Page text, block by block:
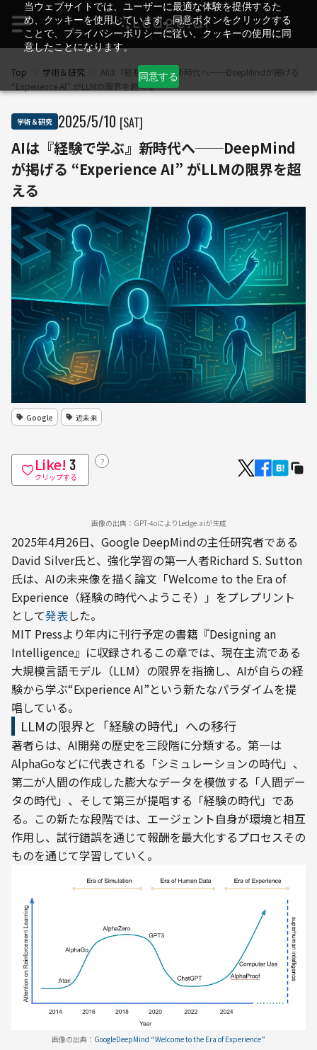
当ウェブサイトでは、ユーザーに最適な体験を提供するた
め、クッキーを使用しています。同意ボタンをクリックする
ことで、プライバシーポリシーに従い、クッキーの使用に同
意したことになります。
同意する
Top 学術＆研究
AIは『経験で学ぶ』新時代へ──DeepMindが掲げる
“Experience AI” がLLMの限界を超える
学術＆研究 2025/5/10 [SAT]
AIは『経験で学ぶ』新時代へ──DeepMind
が掲げる “Experience AI” がLLMの限界を超
える
Google 近未来
Like! 3
クリップする
？
画像の出典：GPT-4oによりLedge.aiが生成
2025年4月26日、Google DeepMindの主任研究者である
David Silver氏と、強化学習の第一人者Richard S. Sutton
氏は、AIの未来像を描く論文「Welcome to the Era of
Experience（経験の時代へようこそ）」をプレプリント
として発表した。
MIT Pressより年内に刊行予定の書籍『Designing an
Intelligence』に収録されるこの章では、現在主流である
大規模言語モデル（LLM）の限界を指摘し、AIが自らの経
験から学ぶ“Experience AI”という新たなパラダイムを提
唱している。
LLMの限界と「経験の時代」への移行
著者らは、AI開発の歴史を三段階に分類する。第一は
AlphaGoなどに代表される「シミュレーションの時代」、
第二が人間の作成した膨大なデータを模倣する「人間デー
タの時代」、そして第三が提唱する「経験の時代」であ
る。この新たな段階では、エージェント自身が環境と相互
作用し、試行錯誤を通じて報酬を最大化するプロセスその
ものを通じて学習していく。
画像の出典： GoogleDeepMind “Welcome to the Era of Experience”